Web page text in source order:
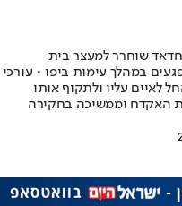
שוחרר למעצר בית
במהלך עימות ביפו • עורכי
לאיים עליו ולתקוף אותו
האקדח וממשיכה בחקירה